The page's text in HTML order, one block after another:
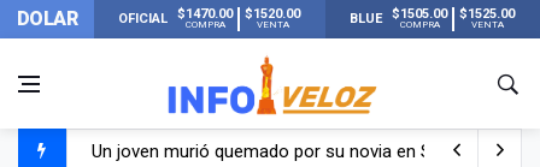
DOLAR OFICIAL $1470.00
COMPRA
$1520.00
VENTA BLUE $1505.00
COMPRA
$1525.00
VENTA
Un joven murió quemado por su novia en San Luis: